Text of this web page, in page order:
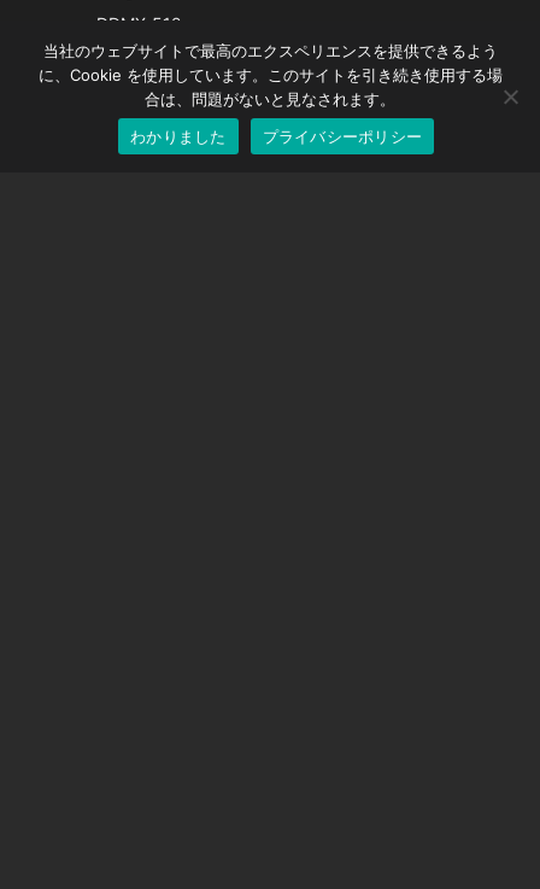
DDMX-512
DMC-32
EOS LV補正キャップ
当社のウェブサイトで最高のエクスペリエンスを提供できるよう
に、Cookie を使用しています。このサイトを引き続き使用する場
合は、問題がないと見なされます。
わかりました
プライバシーポリシー
Japanese
English
German